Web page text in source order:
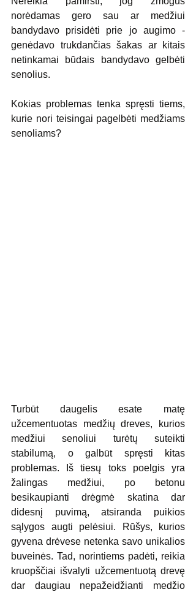
norėdamas gero sau ar medžiui
bandydavo prisidėti prie jo augimo -
genėdavo trukdančias šakas ar kitais
netinkamai būdais bandydavo gelbėti
senolius.
Kokias problemas tenka spręsti tiems,
kurie nori teisingai pagelbėti medžiams
senoliams?
Turbūt daugelis esate matę
užcementuotas medžių dreves, kurios
medžiui senoliui turėtų suteikti
stabilumą, o galbūt spręsti kitas
problemas. Iš tiesų toks poelgis yra
žalingas medžiui, po betonu
besikaupianti drėgmė skatina dar
didesnį puvimą, atsiranda puikios
sąlygos augti pelėsiui. Rūšys, kurios
gyvena drėvese netenka savo unikalios
buveinės. Tad, norintiems padėti, reikia
kruopščiai išvalyti užcementuotą drevę
dar daugiau nepažeidžianti medžio